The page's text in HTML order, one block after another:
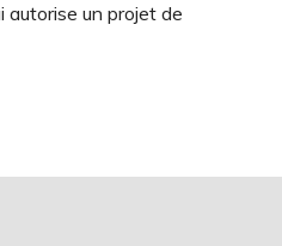
autorise un projet de